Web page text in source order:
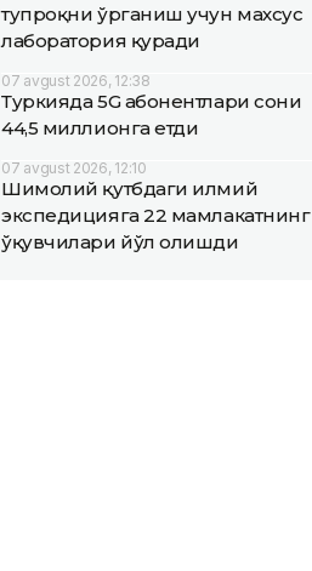
тупроқни ўрганиш учун махсус
лаборатория қуради
07 avgust 2026, 12:38
Туркияда 5G абонентлари сони
44,5 миллионга етди
07 avgust 2026, 12:10
Шимолий қутбдаги илмий
экспедицияга 22 мамлакатнинг
ўқувчилари йўл олишди